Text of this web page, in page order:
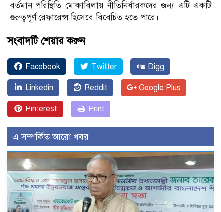
বর্তমান পরিস্থিতি মোকাবিলায় নীতিনির্ধারকদের জন্য এটি একটি
গুরুত্বপূর্ণ রেফারেন্স হিসেবে বিবেচিত হতে পারে।
সংবাদটি শেয়ার করুন
Facebook Twitter Digg
Linkedin Reddit Google Plus
Pinterest Print
এ সম্পর্কিত আরো খবর